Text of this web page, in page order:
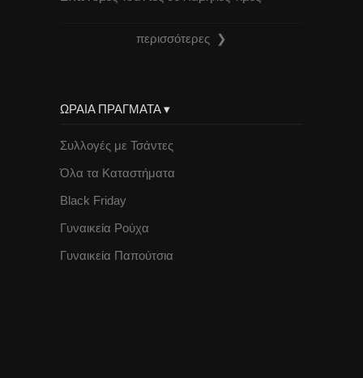
περισσότερες ❯
ΩΡΑΙΑ ΠΡΑΓΜΑΤΑ ▾
Συλλογές με Τσάντες
Όλα τα Καταστήματα
Black Friday
Γυναικεία Ρούχα
Γυναικεία Παπούτσια